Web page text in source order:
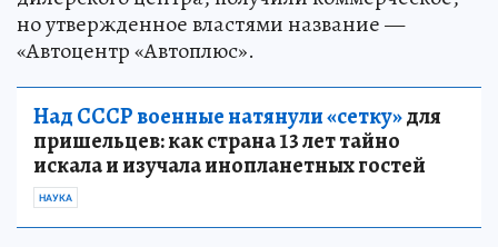
но утвержденное властями название —
«Автоцентр «Автоплюс».
Над СССР военные натянули «сетку»для
пришельцев: как страна 13 лет тайно
искала и изучала инопланетных гостей
НАУКА